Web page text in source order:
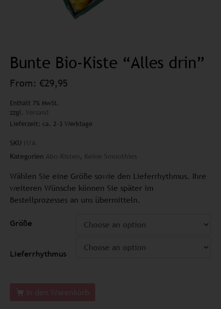
Bunte Bio-Kiste “Alles drin”
From: €29,95
Enthält 7% MwSt.
zzgl. Versand
Lieferzeit: ca. 2-3 Werktage
SKU N/A
Kategorien Abo-Kisten , Keine Smoothies
Wählen Sie eine Größe sowie den Lieferrhythmus. Ihre
weiteren Wünsche können Sie später im
Bestellprozesses an uns übermitteln.
Größe
Lieferrhythmus